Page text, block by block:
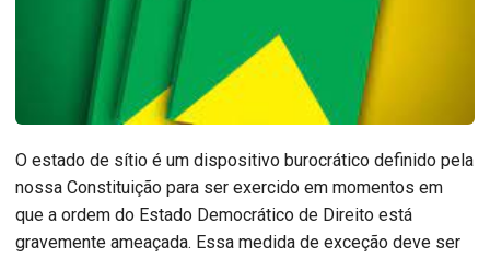
O estado de sítio é um dispositivo burocrático definido pela
nossa Constituição para ser exercido em momentos em
que a ordem do Estado Democrático de Direito está
gravemente ameaçada. Essa medida de exceção deve ser